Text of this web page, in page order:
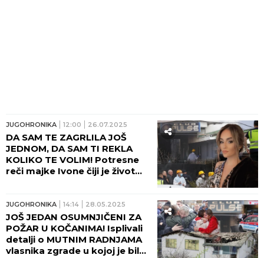
JUGOHRONIKA 12:00 26.07.2025
DA SAM TE ZAGRLILA JOŠ
JEDNOM, DA SAM TI REKLA
KOLIKO TE VOLIM! Potresne
reči majke Ivone čiji je život
miris, tvoja kosa...
JUGOHRONIKA 14:14 28.05.2025
JOŠ JEDAN OSUMNJIČENI ZA
POŽAR U KOČANIMA! Isplivali
detalji o MUTNIM RADNJAMA
vlasnika zgrade u kojoj je bila